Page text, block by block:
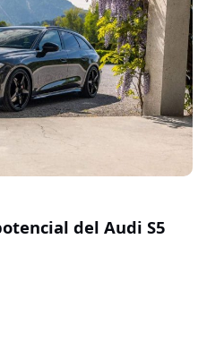
del Audi S5